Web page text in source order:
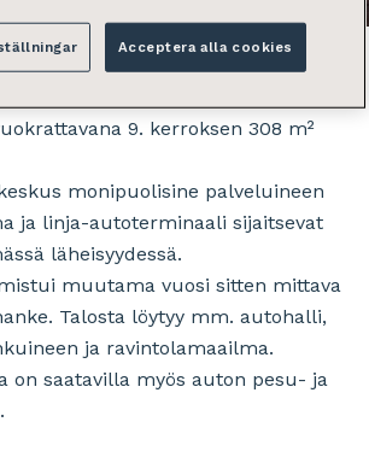
9. kerroksen 308 m²
monipuolisine palveluineen
ja linja-autoterminaali sijaitsevat
läheisyydessä.
muutama vuosi sitten mittava
Talosta löytyy mm. autohalli,
ja ravintolamaailma.
on saatavilla myös auton pesu- ja
Acceptera alla cookies